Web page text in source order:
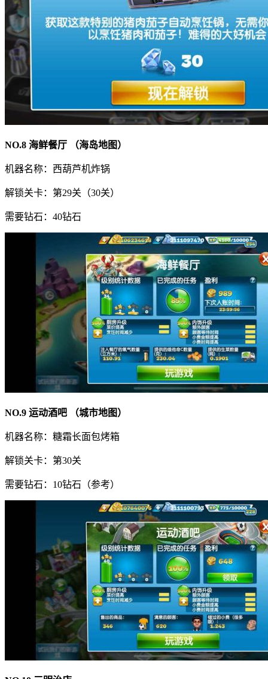
NO.8 海鲜餐厅 （海岛地图）
机器名称：西葫芦机炸锅
解锁关卡：第29关（30关）
需要钻石：40钻石
NO.9 运动酒吧 （城市地图）
机器名称：糖霜长面包烤箱
解锁关卡：第30关
需要钻石：10钻石（参考）